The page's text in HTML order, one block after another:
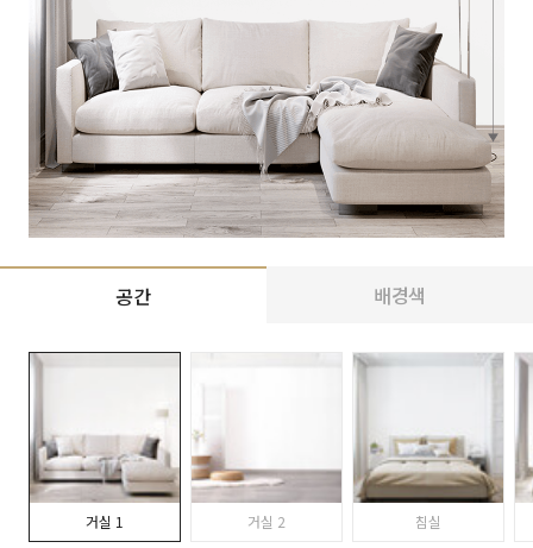
공간 배경색
거실 1 거실 2 침실